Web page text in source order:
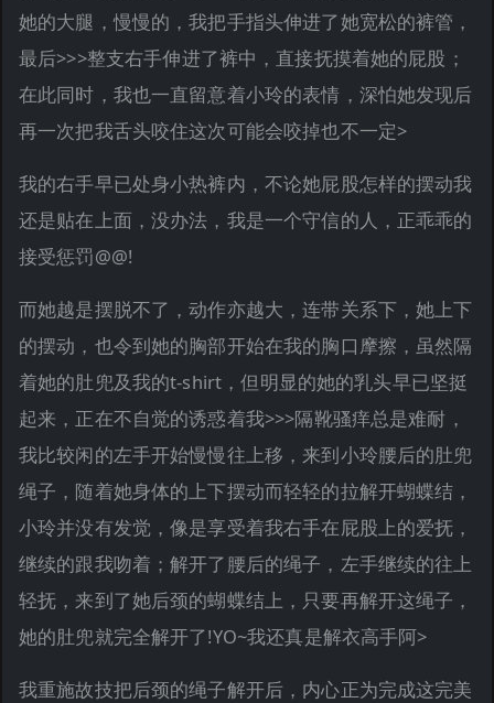
她的大腿，慢慢的，我把手指头伸进了她宽松的裤管，
最后>>>整支右手伸进了裤中，直接抚摸着她的屁股；
在此同时，我也一直留意着小玲的表情，深怕她发现后
再一次把我舌头咬住这次可能会咬掉也不一定>
我的右手早已处身小热裤内，不论她屁股怎样的摆动我
还是贴在上面，没办法，我是一个守信的人，正乖乖的
接受惩罚@@!
而她越是摆脱不了，动作亦越大，连带关系下，她上下
的摆动，也令到她的胸部开始在我的胸口摩擦，虽然隔
着她的肚兜及我的t-shirt，但明显的她的乳头早已坚挺
起来，正在不自觉的诱惑着我>>>隔靴骚痒总是难耐，
我比较闲的左手开始慢慢往上移，来到小玲腰后的肚兜
绳子，随着她身体的上下摆动而轻轻的拉解开蝴蝶结，
小玲并没有发觉，像是享受着我右手在屁股上的爱抚，
继续的跟我吻着；解开了腰后的绳子，左手继续的往上
轻抚，来到了她后颈的蝴蝶结上，只要再解开这绳子，
她的肚兜就完全解开了!YO~我还真是解衣高手阿>
我重施故技把后颈的绳子解开后，内心正为完成这完美